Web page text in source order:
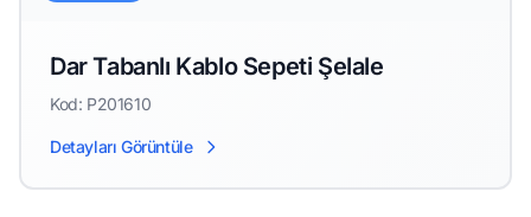
Dar Tabanlı Kablo Sepeti Şelale
Kod: P201610
Detayları Görüntüle